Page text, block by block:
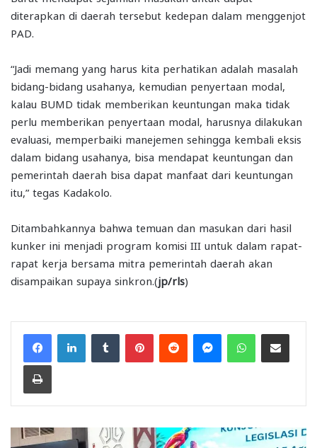
diterapkan di daerah tersebut kedepan dalam menggenjot
PAD.
“Jadi memang yang harus kita perhatikan adalah masalah
bidang-bidang usahanya, kemudian penyertaan modal,
kalau BUMD tidak memberikan keuntungan maka tidak
perlu memberikan penyertaan modal, harusnya dilakukan
evaluasi, memperbaiki manejemen sehingga kembali eksis
dalam bidang usahanya, bisa mendapat keuntungan dan
pemerintah daerah bisa dapat manfaat dari keuntungan
itu,” tegas Kadakolo.
Ditambahkannya bahwa temuan dan masukan dari hasil
kunker ini menjadi program komisi III untuk dalam rapat-
rapat kerja bersama mitra pemerintah daerah akan
disampaikan supaya sinkron.(jp/rls)
FacebookLinkedInTumblr PinterestReddit MessengerWhatsAppShare via Email
Print